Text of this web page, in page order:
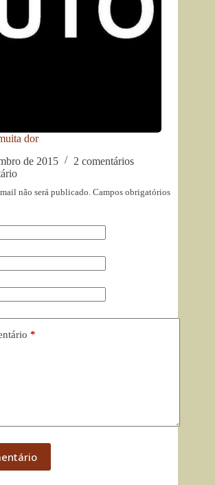
dor
de 2015
2 comentários
não será publicado. Campos obrigatórios
*